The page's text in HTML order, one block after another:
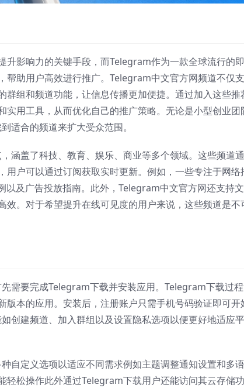
升影响力的关键手段，而Telegram作为一款全球流行的
帮助用户高效进行推广。Telegram中文官方网频道不仅
群组和频道功能，让信息传播更加便捷。通过加入这些推
用工具，从而优化自己的推广策略。无论是小型创业团
适合的频道来扩大受众范围。
涵盖了科技、教育、娱乐、商业等多个领域。这些频道
户可以通过订阅获取实时更新。例如，一些专注于网络
以及广告投放指南。此外，Telegram中文官方网还支持
。对于希望提升在线可见度的用户来说，这些频道是不
需要完成Telegram下载并安装应用。Telegram下载过
本的应用。安装后，注册账户只需手机号码验证即可开
创建频道、加入群组以及设置隐私选项以便更好地适应
自定义选项以适应不同需求例如主题调整通知设置和多
轻松操作此外通过Telegram下载用户还能访问其云存储